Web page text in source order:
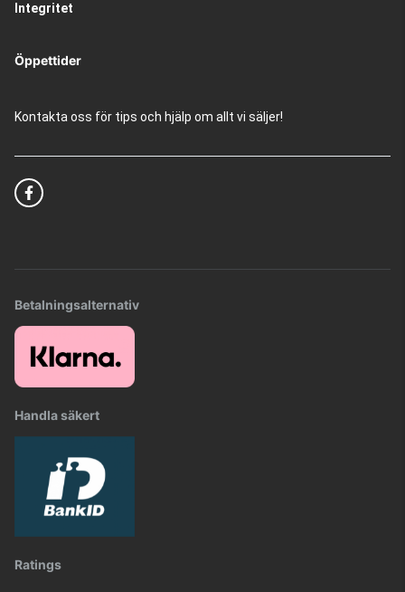
Integritet
Öppettider
Kontakta oss för tips och hjälp om allt vi säljer!
Betalningsalternativ
Handla säkert
Ratings